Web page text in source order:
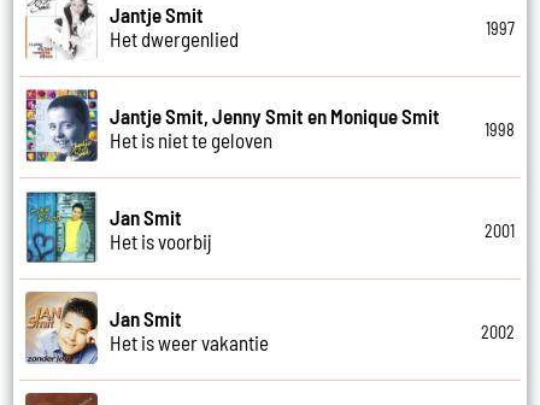
Jantje Smit
Het dwergenlied
1997
Jantje Smit, Jenny Smit en Monique Smit
Het is niet te geloven
1998
Jan Smit
Het is voorbij
2001
Jan Smit
Het is weer vakantie
2002